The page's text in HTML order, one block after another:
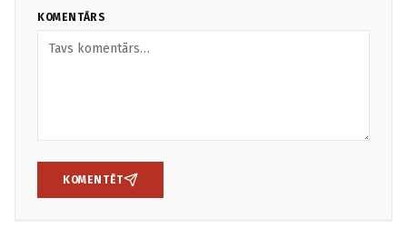
KOMENTĀRS
KOMENTĒT